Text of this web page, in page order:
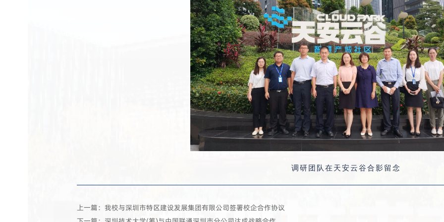
调研团队在天安云谷合影留念
上一篇：我校与深圳市特区建设发展集团有限公司签署校企合作协议